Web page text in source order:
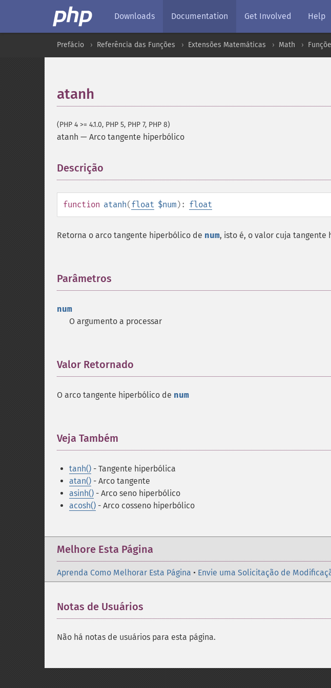
Downloads Documentation Get Involved Help
Prefácio Referência das Funções Extensões Matemáticas Math
atanh
(PHP 4 >= 4.1.0, PHP 5, PHP 7, PHP 8)
atanh — Arco tangente hiperbólico
Descrição
function atanh(float $num): float
Retorna o arco tangente hiperbólico de num, isto é, o valor cuja tangente
Parâmetros
num
O argumento a processar
Valor Retornado
O arco tangente hiperbólico de num
Veja Também
tanh() - Tangente hiperbólica
atan() - Arco tangente
asinh() - Arco seno hiperbólico
acosh() - Arco cosseno hiperbólico
Melhore Esta Página
Aprenda Como Melhorar Esta Página • Envie uma Solicitação de
Notas de Usuários
Não há notas de usuários para esta página.